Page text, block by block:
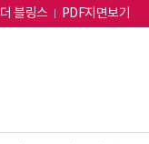
더 블링스 PDF지면보기